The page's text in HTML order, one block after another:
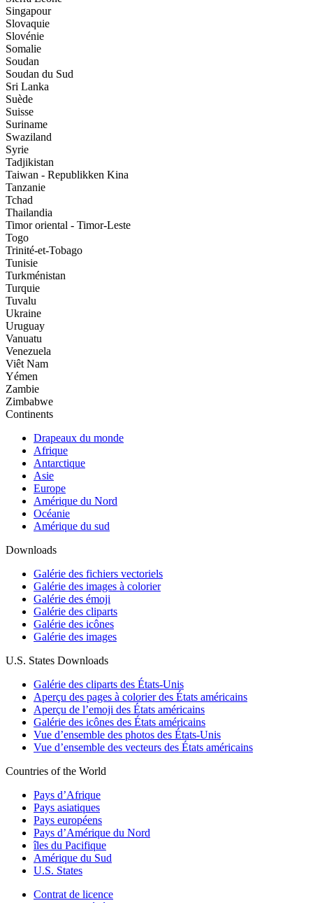
Singapour
Slovaquie
Slovénie
Somalie
Soudan
Soudan du Sud
Sri Lanka
Suède
Suisse
Suriname
Swaziland
Syrie
Tadjikistan
Taiwan - Republikken Kina
Tanzanie
Tchad
Thailandia
Timor oriental - Timor-Leste
Togo
Trinité-et-Tobago
Tunisie
Turkménistan
Turquie
Tuvalu
Ukraine
Uruguay
Vanuatu
Venezuela
Viêt Nam
Yémen
Zambie
Zimbabwe
Continents
Drapeaux du monde
Afrique
Antarctique
Asie
Europe
Amérique du Nord
Océanie
Amérique du sud
Downloads
Galérie des fichiers vectoriels
Galérie des images à colorier
Galérie des émoji
Galérie des cliparts
Galérie des icônes
Galérie des images
U.S. States Downloads
Galérie des cliparts des États-Unis
Aperçu des pages à colorier des États américains
Aperçu de l’emoji des États américains
Galérie des icônes des États américains
Vue d’ensemble des photos des États-Unis
Vue d’ensemble des vecteurs des États américains
Countries of the World
Pays d’Afrique
Pays asiatiques
Pays européens
Pays d’Amérique du Nord
îles du Pacifique
Amérique du Sud
U.S. States
Contrat de licence